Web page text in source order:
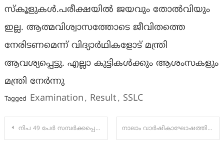
സ്കൂളുകൾ.പരീക്ഷയിൽ ജയവും തോൽവിയും
ഇല്ല. ആത്മവിശ്വാസത്തോടെ ജീവിതത്തെ
നേരിടണമെന്ന് വിദ്യാർഥികളോട് മന്ത്രി
ആവശ്യപ്പെട്ടു. എല്ലാ കുട്ടികൾക്കും ആശംസകളും
മന്ത്രി നേർന്നു
Tagged Examination , Result , SSLC
Post
നിപ 49 പേർ സമ്പർക്കപ്പെട്ടികയിൽ: ആറു പേരുടെ സാമ്പിൾ പരിശോധനയിൽ നാലാം വാർഷികാഘോഷത്തിൽ മാറ്റം